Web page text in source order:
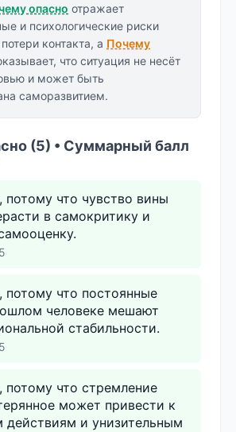
опасно отражает
и психологические риски
контакта, а Почему
что ситуация не несёт
и может быть
саморазвитием.
(5) • Суммарный балл
потому что чувство вины
в самокритику и
потому что постоянные
человеке мешают
стабильности.
потому что стремление
может привести к
действиям и унизительным